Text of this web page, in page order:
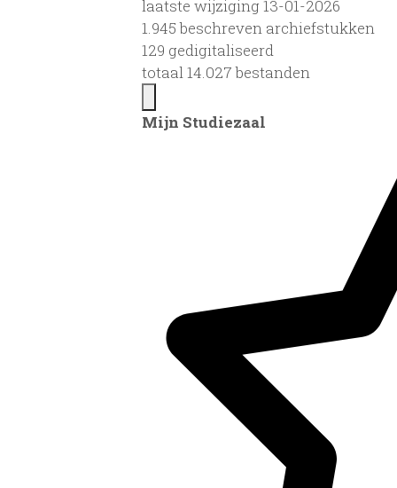
laatste wijziging 13-01-2026
1.945 beschreven archiefstukken
129 gedigitaliseerd
totaal 14.027 bestanden
Mijn Studiezaal